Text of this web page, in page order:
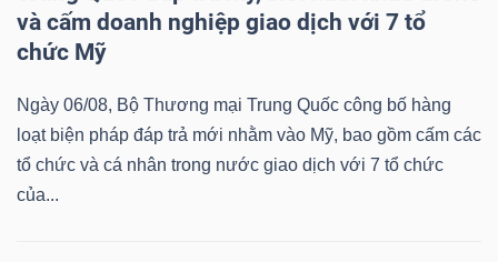
và cấm doanh nghiệp giao dịch với 7 tổ
chức Mỹ
Ngày 06/08, Bộ Thương mại Trung Quốc công bố hàng
loạt biện pháp đáp trả mới nhằm vào Mỹ, bao gồm cấm các
tổ chức và cá nhân trong nước giao dịch với 7 tổ chức
của...